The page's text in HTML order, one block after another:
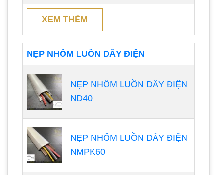
XEM THÊM
NẸP NHÔM LUỒN DÂY ĐIỆN
NẸP NHÔM LUỒN DÂY ĐIỆN
ND40
NẸP NHÔM LUỒN DÂY ĐIỆN
NMPK60